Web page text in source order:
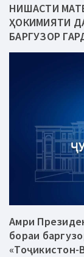
НИШАСТИ
ҲОКИМИЯТИ
БАРГУЗОР
Амри
бораи
«Тоҷикистон-